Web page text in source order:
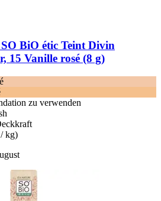
BiO étic Teint Divin
15 Vanille rosé (8 g)
zu verwenden
kg)